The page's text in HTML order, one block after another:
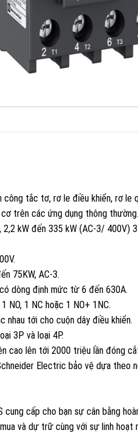
công tắc tơ, rơ le điều khiển, rơ
trên các ứng dụng thông thường.
kW đến 335 kW (AC-3/ 400V)
75KW, AC-3.
dòng định mức từ 6 đến 630A.
NO, 1 NC hoặc 1 NO+ 1NC.
nhau tới cho cuộn dây điều khiển.
3P và loại 4P.
cao lên tới 2000 triệu lần đóng
Electric bảo vệ dựa
cung cấp cho bạn sự cân bằng
và dự trữ cùng với sự linh hoạt